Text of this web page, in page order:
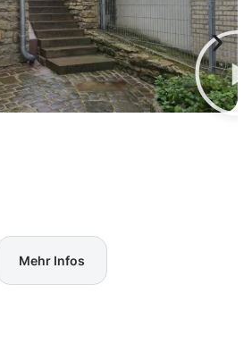
Mehr Infos